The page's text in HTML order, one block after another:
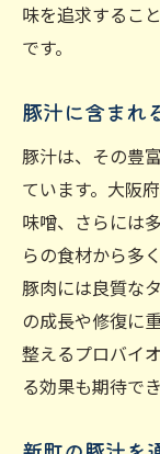
味を追求するこ
です。
豚汁に含まれ
豚汁は、その豊
ています。大阪
味噌、さらには
らの食材から多
豚肉には良質な
の成長や修復に
整えるプロバイ
る効果も期待でき